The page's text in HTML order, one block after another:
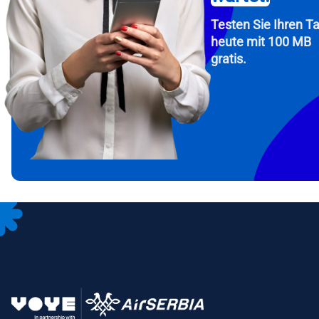
To
Then,
in
Testen Sie Ihren
heute mit 100 MB
gratis.
E-